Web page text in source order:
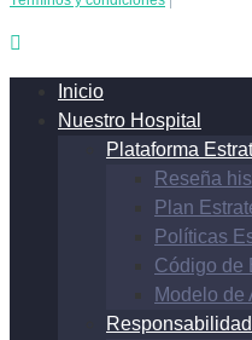
Inicio
Nuestro Hospital
Plataforma
Reseña
Plan
Políticas
Código de
Modelo de